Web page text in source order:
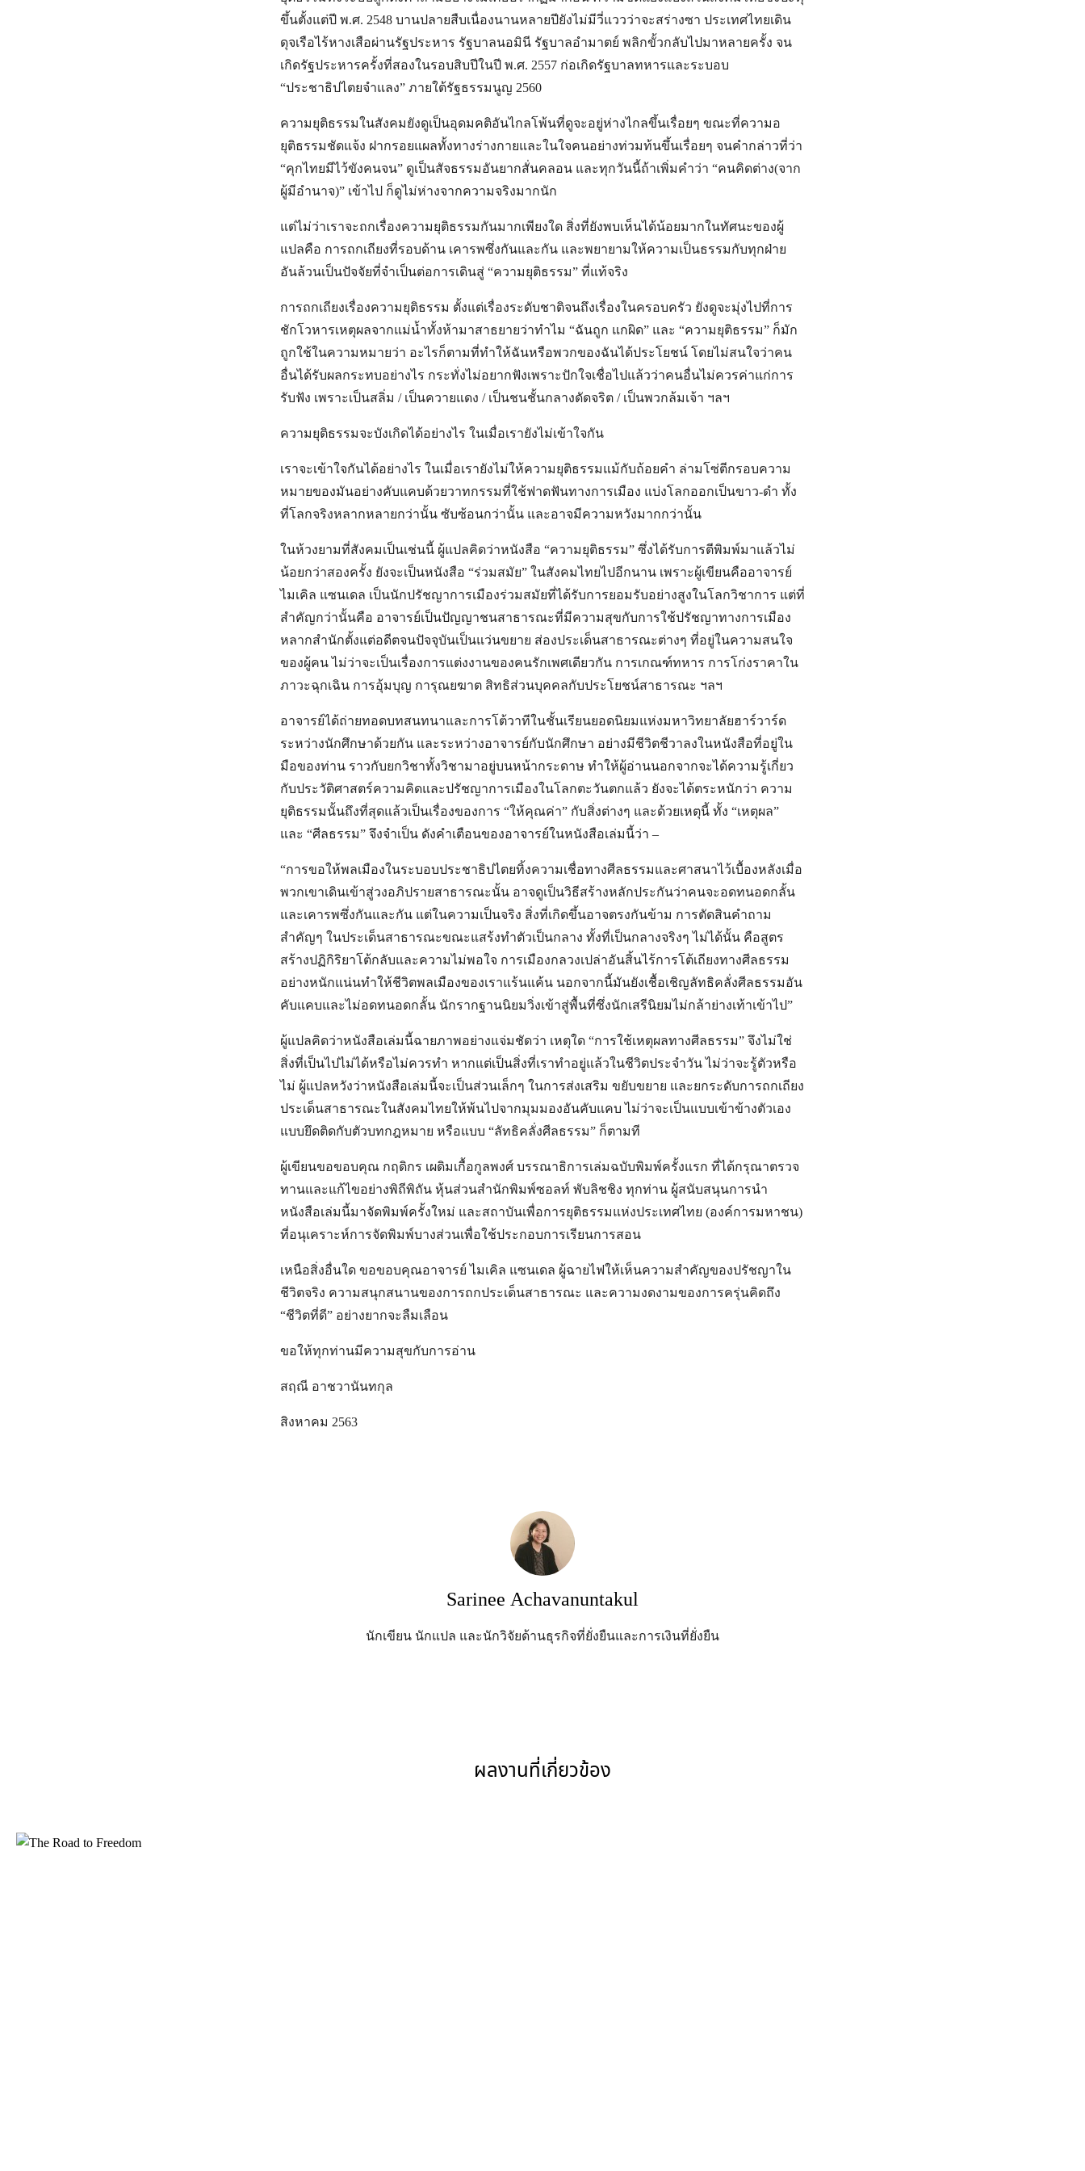
ขึ้นตั้งแต่ปี พ.ศ. 2548 บานปลายสืบเนื่องนานหลายปียังไม่มีวี่แววว่าจะสร่างซา ประเทศไทยเดิน
ดุจเรือไร้หางเสือผ่านรัฐประหาร รัฐบาลนอมินี รัฐบาลอำมาตย์ พลิกขั้วกลับไปมาหลายครั้ง จน
เกิดรัฐประหารครั้งที่สองในรอบสิบปีในปี พ.ศ. 2557 ก่อเกิดรัฐบาลทหารและระบอบ
“ประชาธิปไตยจำแลง” ภายใต้รัฐธรรมนูญ 2560
ความยุติธรรมในสังคมยังดูเป็นอุดมคติอันไกลโพ้นที่ดูจะอยู่ห่างไกลขึ้นเรื่อยๆ ขณะที่ความอ
ยุติธรรมชัดแจ้ง ฝากรอยแผลทั้งทางร่างกายและในใจคนอย่างท่วมท้นขึ้นเรื่อยๆ จนคำกล่าวที่ว่า
“คุกไทยมีไว้ขังคนจน” ดูเป็นสัจธรรมอันยากสั่นคลอน และทุกวันนี้ถ้าเพิ่มคำว่า “คนคิดต่าง(จาก
ผู้มีอำนาจ)” เข้าไป ก็ดูไม่ห่างจากความจริงมากนัก
แต่ไม่ว่าเราจะถกเรื่องความยุติธรรมกันมากเพียงใด สิ่งที่ยังพบเห็นได้น้อยมากในทัศนะของผู้
แปลคือ การถกเถียงที่รอบด้าน เคารพซึ่งกันและกัน และพยายามให้ความเป็นธรรมกับทุกฝ่าย
อันล้วนเป็นปัจจัยที่จำเป็นต่อการเดินสู่ “ความยุติธรรม” ที่แท้จริง
การถกเถียงเรื่องความยุติธรรม ตั้งแต่เรื่องระดับชาติจนถึงเรื่องในครอบครัว ยังดูจะมุ่งไปที่การ
ชักโวหารเหตุผลจากแม่น้ำทั้งห้ามาสาธยายว่าทำไม “ฉันถูก แกผิด” และ “ความยุติธรรม” ก็มัก
ถูกใช้ในความหมายว่า อะไรก็ตามที่ทำให้ฉันหรือพวกของฉันได้ประโยชน์ โดยไม่สนใจว่าคน
อื่นได้รับผลกระทบอย่างไร กระทั่งไม่อยากฟังเพราะปักใจเชื่อไปแล้วว่าคนอื่นไม่ควรค่าแก่การ
รับฟัง เพราะเป็นสลิ่ม / เป็นควายแดง / เป็นชนชั้นกลางดัดจริต / เป็นพวกล้มเจ้า ฯลฯ
ความยุติธรรมจะบังเกิดได้อย่างไร ในเมื่อเรายังไม่เข้าใจกัน
เราจะเข้าใจกันได้อย่างไร ในเมื่อเรายังไม่ให้ความยุติธรรมแม้กับถ้อยคำ ล่ามโซ่ตีกรอบความ
หมายของมันอย่างคับแคบด้วยวาทกรรมที่ใช้ฟาดฟันทางการเมือง แบ่งโลกออกเป็นขาว-ดำ ทั้ง
ที่โลกจริงหลากหลายกว่านั้น ซับซ้อนกว่านั้น และอาจมีความหวังมากกว่านั้น
ในห้วงยามที่สังคมเป็นเช่นนี้ ผู้แปลคิดว่าหนังสือ “ความยุติธรรม” ซึ่งได้รับการตีพิมพ์มาแล้วไม่
น้อยกว่าสองครั้ง ยังจะเป็นหนังสือ “ร่วมสมัย” ในสังคมไทยไปอีกนาน เพราะผู้เขียนคืออาจารย์
ไมเคิล แซนเดล เป็นนักปรัชญาการเมืองร่วมสมัยที่ได้รับการยอมรับอย่างสูงในโลกวิชาการ แต่ที่
สำคัญกว่านั้นคือ อาจารย์เป็นปัญญาชนสาธารณะที่มีความสุขกับการใช้ปรัชญาทางการเมือง
หลากสำนักตั้งแต่อดีตจนปัจจุบันเป็นแว่นขยาย ส่องประเด็นสาธารณะต่างๆ ที่อยู่ในความสนใจ
ของผู้คน ไม่ว่าจะเป็นเรื่องการแต่งงานของคนรักเพศเดียวกัน การเกณฑ์ทหาร การโก่งราคาใน
ภาวะฉุกเฉิน การอุ้มบุญ การุณยฆาต สิทธิส่วนบุคคลกับประโยชน์สาธารณะ ฯลฯ
อาจารย์ได้ถ่ายทอดบทสนทนาและการโต้วาทีในชั้นเรียนยอดนิยมแห่งมหาวิทยาลัยฮาร์วาร์ด
ระหว่างนักศึกษาด้วยกัน และระหว่างอาจารย์กับนักศึกษา อย่างมีชีวิตชีวาลงในหนังสือที่อยู่ใน
มือของท่าน ราวกับยกวิชาทั้งวิชามาอยู่บนหน้ากระดาษ ทำให้ผู้อ่านนอกจากจะได้ความรู้เกี่ยว
กับประวัติศาสตร์ความคิดและปรัชญาการเมืองในโลกตะวันตกแล้ว ยังจะได้ตระหนักว่า ความ
ยุติธรรมนั้นถึงที่สุดแล้วเป็นเรื่องของการ “ให้คุณค่า” กับสิ่งต่างๆ และด้วยเหตุนี้ ทั้ง “เหตุผล”
และ “ศีลธรรม” จึงจำเป็น ดังคำเตือนของอาจารย์ในหนังสือเล่มนี้ว่า –
“การขอให้พลเมืองในระบอบประชาธิปไตยทิ้งความเชื่อทางศีลธรรมและศาสนาไว้เบื้องหลังเมื่อ
พวกเขาเดินเข้าสู่วงอภิปรายสาธารณะนั้น อาจดูเป็นวิธีสร้างหลักประกันว่าคนจะอดทนอดกลั้น
และเคารพซึ่งกันและกัน แต่ในความเป็นจริง สิ่งที่เกิดขึ้นอาจตรงกันข้าม การตัดสินคำถาม
สำคัญๆ ในประเด็นสาธารณะขณะแสร้งทำตัวเป็นกลาง ทั้งที่เป็นกลางจริงๆ ไม่ได้นั้น คือสูตร
สร้างปฏิกิริยาโต้กลับและความไม่พอใจ การเมืองกลวงเปล่าอันสิ้นไร้การโต้เถียงทางศีลธรรม
อย่างหนักแน่นทำให้ชีวิตพลเมืองของเราแร้นแค้น นอกจากนี้มันยังเชื้อเชิญลัทธิคลั่งศีลธรรมอัน
คับแคบและไม่อดทนอดกลั้น นักรากฐานนิยมวิ่งเข้าสู่พื้นที่ซึ่งนักเสรีนิยมไม่กล้าย่างเท้าเข้าไป”
ผู้แปลคิดว่าหนังสือเล่มนี้ฉายภาพอย่างแจ่มชัดว่า เหตุใด “การใช้เหตุผลทางศีลธรรม” จึงไม่ใช่
สิ่งที่เป็นไปไม่ได้หรือไม่ควรทำ หากแต่เป็นสิ่งที่เราทำอยู่แล้วในชีวิตประจำวัน ไม่ว่าจะรู้ตัวหรือ
ไม่ ผู้แปลหวังว่าหนังสือเล่มนี้จะเป็นส่วนเล็กๆ ในการส่งเสริม ขยับขยาย และยกระดับการถกเถียง
ประเด็นสาธารณะในสังคมไทยให้พ้นไปจากมุมมองอันคับแคบ ไม่ว่าจะเป็นแบบเข้าข้างตัวเอง
แบบยึดติดกับตัวบทกฎหมาย หรือแบบ “ลัทธิคลั่งศีลธรรม” ก็ตามที
ผู้เขียนขอขอบคุณ กฤดิกร เผดิมเกื้อกูลพงศ์ บรรณาธิการเล่มฉบับพิมพ์ครั้งแรก ที่ได้กรุณาตรวจ
ทานและแก้ไขอย่างพิถีพิถัน หุ้นส่วนสำนักพิมพ์ซอลท์ พับลิชชิง ทุกท่าน ผู้สนับสนุนการนำ
หนังสือเล่มนี้มาจัดพิมพ์ครั้งใหม่ และสถาบันเพื่อการยุติธรรมแห่งประเทศไทย (องค์การมหาชน)
ที่อนุเคราะห์การจัดพิมพ์บางส่วนเพื่อใช้ประกอบการเรียนการสอน
เหนือสิ่งอื่นใด ขอขอบคุณอาจารย์ ไมเคิล แซนเดล ผู้ฉายไฟให้เห็นความสำคัญของปรัชญาใน
ชีวิตจริง ความสนุกสนานของการถกประเด็นสาธารณะ และความงดงามของการครุ่นคิดถึง
“ชีวิตที่ดี” อย่างยากจะลืมเลือน
ขอให้ทุกท่านมีความสุขกับการอ่าน
สฤณี อาชวานันทกุล
สิงหาคม 2563
Sarinee Achavanuntakul
นักเขียน นักแปล และนักวิจัยด้านธุรกิจที่ยั่งยืนและการเงินที่ยั่งยืน
ผลงานที่เกี่ยวข้อง